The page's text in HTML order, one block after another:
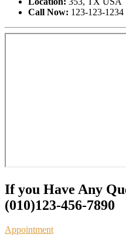
Call Now: 123-123-1234
If you Have Any
(010)123-456-7890
Appointment